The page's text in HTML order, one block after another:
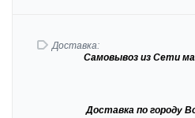
Доставка:
Самовывоз из Сети
Доставка по городу